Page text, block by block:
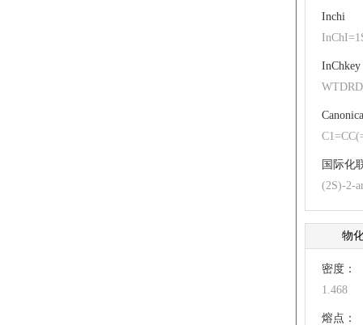
2-
Inchi
InChkey
国际化
(2S)-2-
物
密度：
1.468
熔点：